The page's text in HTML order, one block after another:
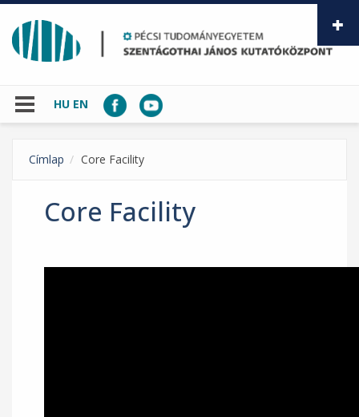
Ugrás a tartalomra
HU EN
Címlap Core Facility
Core Facility